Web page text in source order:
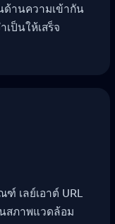
ด้านความเข้ากัน
ป็นให้เสร็จ
เลย์เอาต์ URL
สภาพแวดล้อม